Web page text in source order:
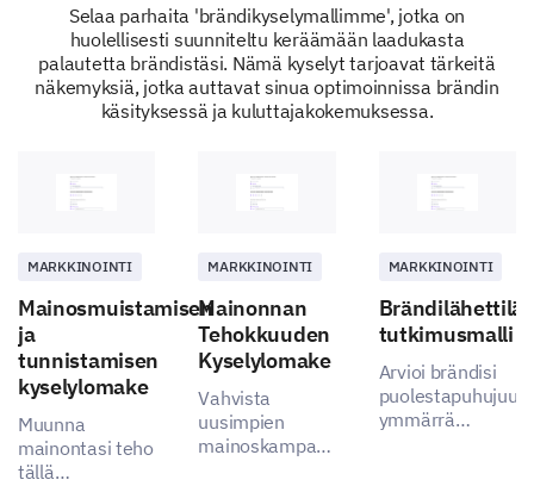
Selaa parhaita 'brändikyselymallimme', jotka on
huolellisesti suunniteltu keräämään laadukasta
palautetta brändistäsi. Nämä kyselyt tarjoavat tärkeitä
näkemyksiä, jotka auttavat sinua optimoinnissa brändin
käsityksessä ja kuluttajakokemuksessa.
MARKKINOINTI
Mainosmuistamisen
ja
tunnistamisen
kyselylomake
Muunna
mainontasi teho
tällä
MARKKINOINTI
Mainonnan
Tehokkuuden
Kyselylomake
Vahvista
uusimpien
mainoskampanjoidesi
MARKKINOINTI
tutkimusmalli
Arvioi brändisi
ymmärrä